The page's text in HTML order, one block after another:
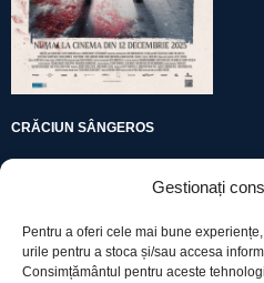
Gestionați
Pentru a oferi cele mai bune
urile pentru a stoca și/sau accesa
Consimțământul pentru aceste
CRĂCIUN SÂNGEROS